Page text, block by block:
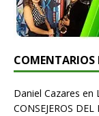
COMENTARIOS
Daniel Cazares en
CONSEJEROS DEL